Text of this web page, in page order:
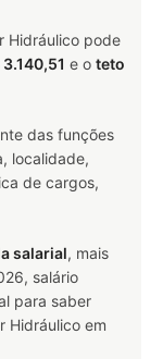
Hidráulico pode
e o teto
das funções
localidade,
de cargos,
salarial, mais
salário
para saber
Hidráulico em